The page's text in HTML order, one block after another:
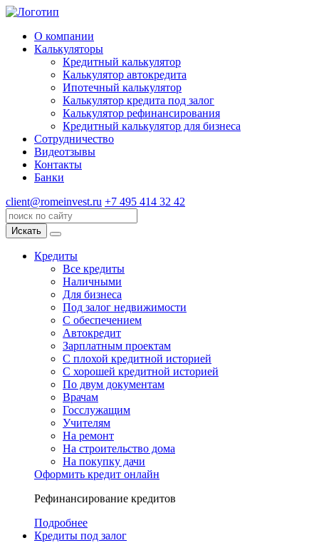
О компании
Калькуляторы
Кредитный калькулятор
Калькулятор автокредита
Ипотечный калькулятор
Калькулятор кредита под залог
Калькулятор рефинансирования
Кредитный калькулятор для бизнеса
Сотрудничество
Видеотзывы
Контакты
Банки
client@romeinvest.ru +7 495 414 32 42
Искать
Кредиты
Все кредиты
Наличными
Для бизнеса
Под залог недвижимости
С обеспечением
Автокредит
Зарплатным проектам
С плохой кредитной историей
С хорошей кредитной историей
По двум документам
Врачам
Госслужащим
Учителям
На ремонт
На строительство дома
На покупку дачи
Оформить кредит онлайн
Рефинансирование кредитов
Подробнее
Кредиты под залог